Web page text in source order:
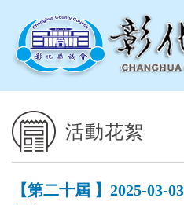
活動花絮
【第二十屆 】2025-03-